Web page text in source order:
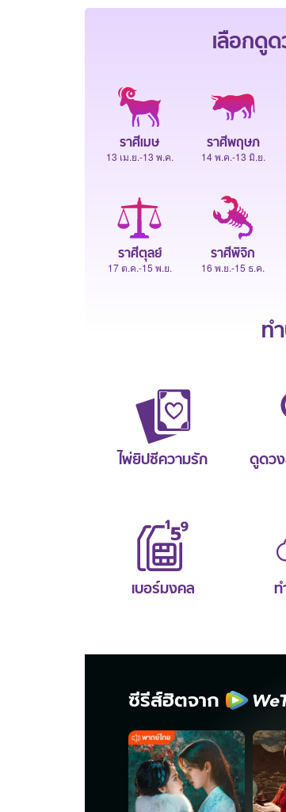
เลือกดูด
ราศีเมษ
13 เม.ย.-13 พ.ค.
ราศีพฤษภ
14 พ.ค.-13 มิ.ย.
ราศีตุลย์
17 ต.ค.-15 พ.ย.
ราศีพิจิก
16 พ.ย.-15 ธ.ค.
ท
ไพ่ยิปซีความรัก
ดูดว
เบอร์มงคล ท
ซีรีส์ฮิตจาก